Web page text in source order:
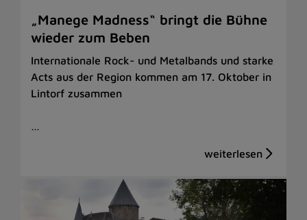
„Manege Madness“ bringt die Bühne
wieder zum Beben
Internationale Rock- und Metalbands und starke
Acts aus der Region kommen am 17. Oktober in
Lintorf zusammen
…